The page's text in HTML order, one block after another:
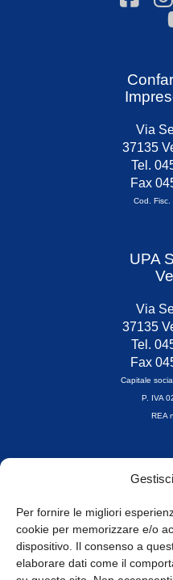
Per fornire le migliori
cookie per memorizzare e/o
dispositivo. Il consenso a
elaborare dati come il
Via
37135
Tel.
Fax
Cod.
UPA
Via
37135
Tel.
Fax
Capitale
P. IVA
REA
Orari
8.30-